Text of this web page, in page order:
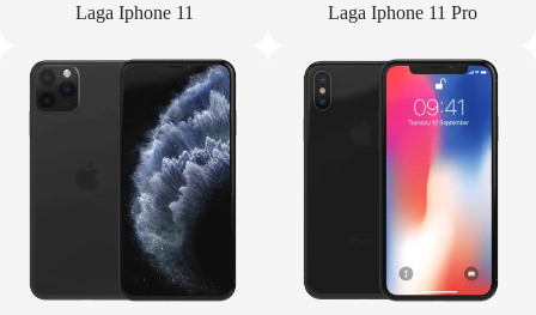
Laga Iphone 11 Laga Iphone 11 Pro